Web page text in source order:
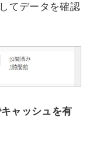
てデータを確認
ャッシュを有